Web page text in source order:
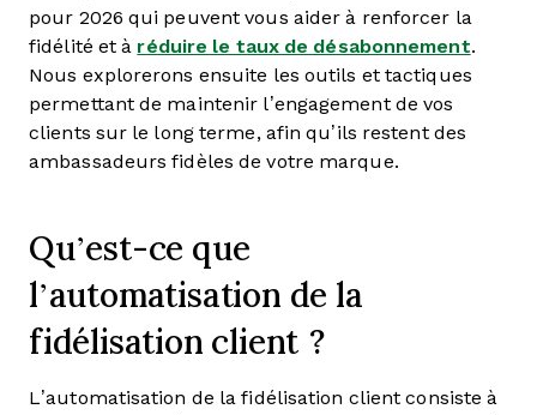
pour 2026 qui peuvent vous aider à renforcer la
fidélité et à réduire le taux de désabonnement.
Nous explorerons ensuite les outils et tactiques
permettant de maintenir l’engagement de vos
clients sur le long terme, afin qu’ils restent des
ambassadeurs fidèles de votre marque.
Qu’est-ce que
l’automatisation de la
fidélisation client ?
L’automatisation de la fidélisation client consiste à